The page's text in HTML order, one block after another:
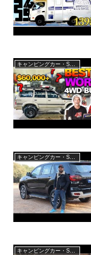
キャンピングカー・SUV人気車種